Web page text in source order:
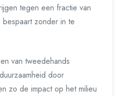
tegen een fractie van
zonder in te
van tweedehands
door
zo de impact op het milieu